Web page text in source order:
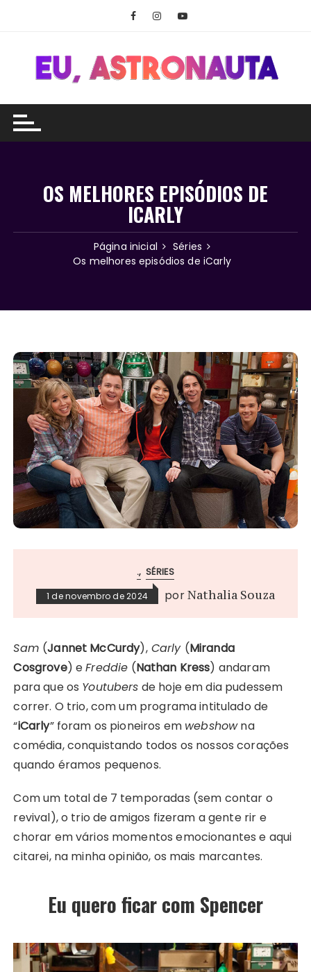
conteúdo
OS MELHORES EPISÓDIOS DE
ICARLY
Página inicial
Séries
Os melhores episódios de iCarly
. SÉRIES
1 de novembro de 2024 porNathalia Souza
Sam (Jannet McCurdy),Carly (Miranda
Cosgrove) eFreddie (Nathan Kress) andaram
para que os Youtubers de hoje em dia pudessem
correr. O trio, com um programa intitulado de
“iCarly” foram os pioneiros em webshowna
comédia, conquistando todos os nossos corações
quando éramos pequenos.
Com um total de 7 temporadas (sem contar o
revival), o trio de amigos fizeram a gente rir e
chorar em vários momentos emocionantes e aqui
citarei, na minha opinião, os mais marcantes.
Eu quero ficar com Spencer